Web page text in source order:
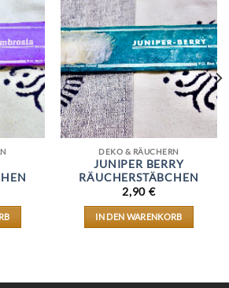
DEKO & RÄUCHERN
JUNIPER BERRY
RÄUCHERSTÄBCHEN
2,90€
IN DEN WARENKORB